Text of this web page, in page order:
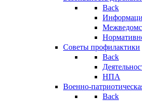
Back
Советы профилактики
Back
НПА
Военно-
Back